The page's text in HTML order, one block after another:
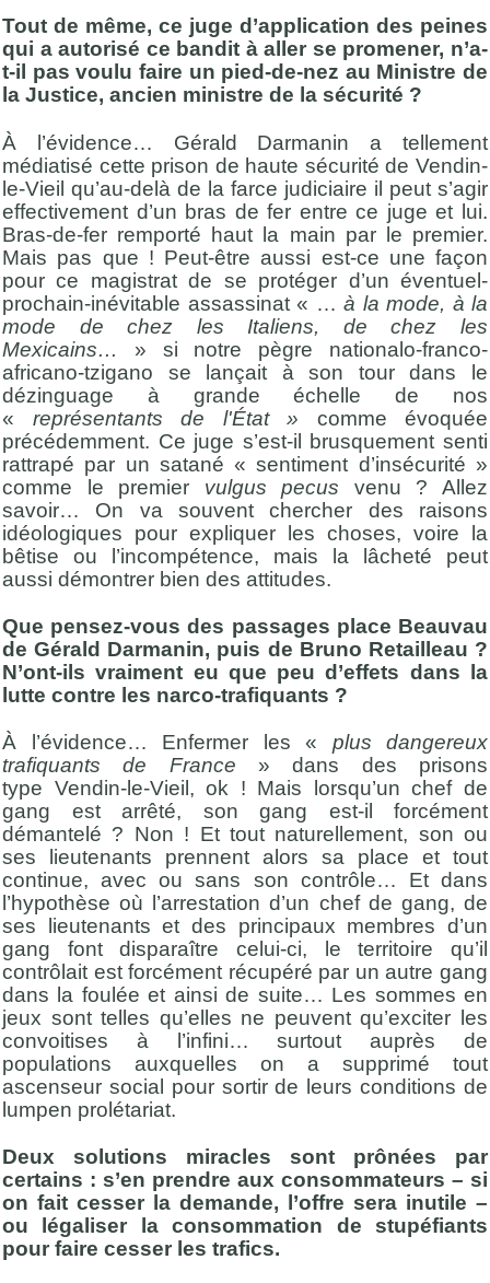
Tout de même, ce juge d’application des peines
qui a autorisé ce bandit à aller se promener, n’a-
t-il pas voulu faire un pied-de-nez au Ministre de
la Justice, ancien ministre de la sécurité ?
À l’évidence… Gérald Darmanin a tellement
médiatisé cette prison de haute sécurité de Vendin-
le-Vieil qu’au-delà de la farce judiciaire il peut s’agir
effectivement d’un bras de fer entre ce juge et lui.
Bras-de-fer remporté haut la main par le premier.
Mais pas que ! Peut-être aussi est-ce une façon
pour ce magistrat de se protéger d’un éventuel-
prochain-inévitable assassinat « … à la mode, à la
mode de chez les Italiens, de chez les
Mexicains…
» si notre pègre nationalo-franco-
africano-tzigano se lançait à son tour dans le
dézinguage à grande échelle de nos
« représentants de l'État » comme évoquée
précédemment. Ce juge s’est-il brusquement senti
rattrapé par un satané « sentiment d’insécurité »
comme le premier vulgus pecus venu ? Allez
savoir… On va souvent chercher des raisons
idéologiques pour expliquer les choses, voire la
bêtise ou l’incompétence, mais la lâcheté peut
aussi démontrer bien des attitudes.
Que pensez-vous des passages place Beauvau
de Gérald Darmanin, puis de Bruno Retailleau ?
N’ont-ils vraiment eu que peu d’effets dans la
lutte contre les narco-trafiquants ?
À l’évidence… Enfermer les « plus dangereux
trafiquants de France » dans des prisons
type Vendin-le-Vieil, ok ! Mais lorsqu’un chef de
gang est arrêté, son gang est-il forcément
démantelé ? Non ! Et tout naturellement, son ou
ses lieutenants prennent alors sa place et tout
continue, avec ou sans son contrôle… Et dans
l’hypothèse où l’arrestation d’un chef de gang, de
ses lieutenants et des principaux membres d’un
gang font disparaître celui-ci, le territoire qu’il
contrôlait est forcément récupéré par un autre gang
dans la foulée et ainsi de suite… Les sommes en
jeux sont telles qu’elles ne peuvent qu’exciter les
convoitises à l’infini… surtout auprès de
populations auxquelles on a supprimé tout
ascenseur social pour sortir de leurs conditions de
lumpen prolétariat.
Deux solutions miracles sont prônées par
certains : s’en prendre aux consommateurs – si
on fait cesser la demande, l’offre sera inutile –
ou légaliser la consommation de stupéfiants
pour faire cesser les trafics.